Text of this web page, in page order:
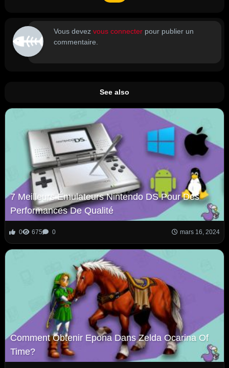
Vous devez vous connecterpour publier un
commentaire.
See also
7 Meilleurs Émulateurs Nintendo DS Pour Des
Performances De Qualité
0 675 0 mars 16, 2024
Comment Obtenir Epona Dans Zelda Ocarina Of
Time?